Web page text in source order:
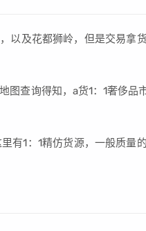
以及花都狮岭，但是交易拿
查询得知，a货1：1奢侈品
1：1精仿货源，一般质量